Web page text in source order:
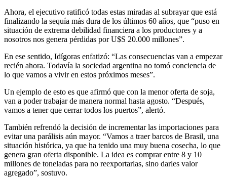
Ahora, el ejecutivo ratificó todas estas miradas al subrayar que está
finalizando la sequía más dura de los últimos 60 años, que “puso en
situación de extrema debilidad financiera a los productores y a
nosotros nos genera pérdidas por U$S 20.000 millones”.
En ese sentido, Idígoras enfatizó: “Las consecuencias van a empezar
recién ahora. Todavía la sociedad argentina no tomó conciencia de
lo que vamos a vivir en estos próximos meses”.
Un ejemplo de esto es que afirmó que con la menor oferta de soja,
van a poder trabajar de manera normal hasta agosto. “Después,
vamos a tener que cerrar todos los puertos”, alertó.
También refrendó la decisión de incrementar las importaciones para
evitar una parálisis aún mayor. “Vamos a traer barcos de Brasil, una
situación histórica, ya que ha tenido una muy buena cosecha, lo que
genera gran oferta disponible. La idea es comprar entre 8 y 10
millones de toneladas para no reexportarlas, sino darles valor
agregado”, sostuvo.